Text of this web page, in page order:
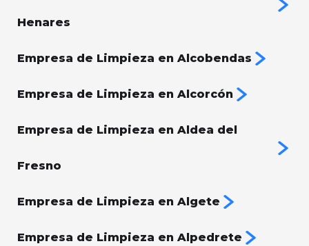
Henares
Empresa de Limpieza en Alcobendas
Empresa de Limpieza en Alcorcón
Empresa de Limpieza en Aldea del
Fresno
Empresa de Limpieza en Algete
Empresa de Limpieza en Alpedrete